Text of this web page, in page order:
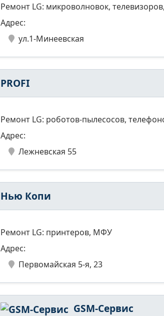
Ремонт LG: микроволновок,
Адрес:
ул.1-Минеевская
PROFI
Ремонт LG: роботов-пылесосов,
Адрес:
Лежневская 55
Нью Копи
Ремонт LG: принтеров, МФУ
Адрес:
Первомайская 5-я, 23
GSM-Сервис